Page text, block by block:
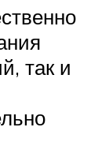
так и